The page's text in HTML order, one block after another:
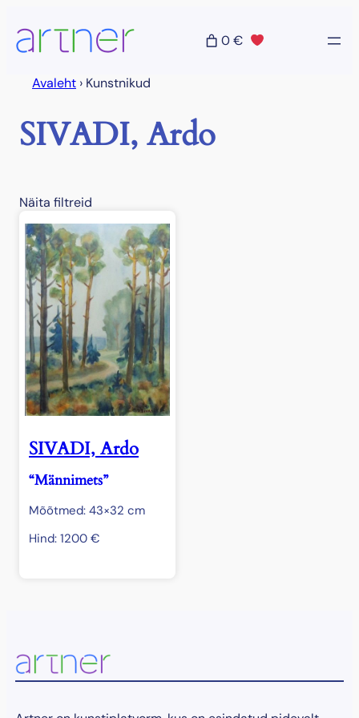
sisu
juurde
0 €
Avaleht › Kunstnikud
SIVADI, Ardo
Näita filtreid
SIVADI, Ardo
“Männimets”
Mõõtmed: 43×32 cm
Hind: 1200 €